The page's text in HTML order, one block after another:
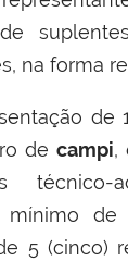
na forma
de
decampi,
técnico-
mínimo
5 (cinco)